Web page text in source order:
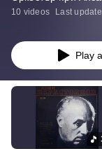
10 videos
Last
Play